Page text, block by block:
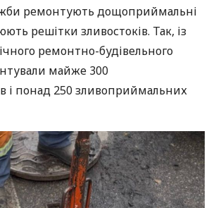
ремонтують дощоприймальні
решітки зливостоків. Так, із
ремонтно-будівельного
майже 300
і понад 250 зливоприймальних